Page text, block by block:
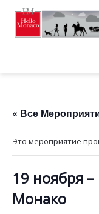
« Все
Это мероприятие
19 ноября
Монако